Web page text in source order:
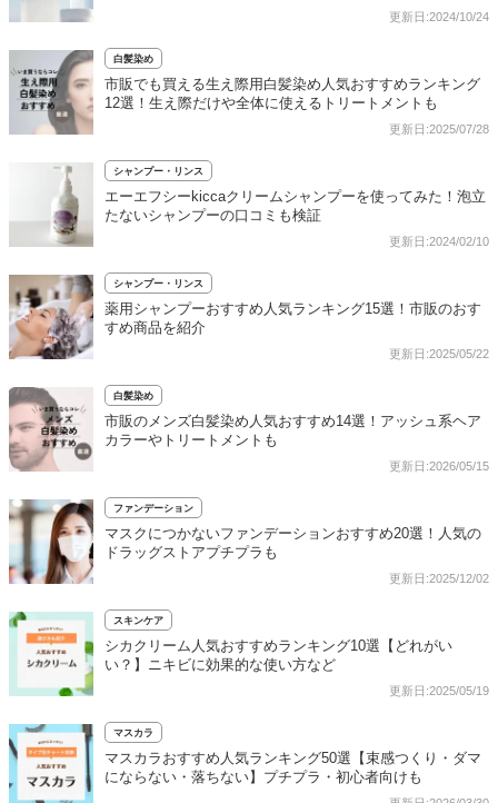
更新日:2024/10/24
白髪染め
市販でも買える生え際用白髪染め人気おすすめランキング
12選！生え際だけや全体に使えるトリートメントも
更新日:2025/07/28
シャンプー・リンス
エーエフシーkiccaクリームシャンプーを使ってみた！泡立
たないシャンプーの口コミも検証
更新日:2024/02/10
シャンプー・リンス
薬用シャンプーおすすめ人気ランキング15選！市販のおす
すめ商品を紹介
更新日:2025/05/22
白髪染め
市販のメンズ白髪染め人気おすすめ14選！アッシュ系ヘア
カラーやトリートメントも
更新日:2026/05/15
ファンデーション
マスクにつかないファンデーションおすすめ20選！人気の
ドラッグストアプチプラも
更新日:2025/12/02
スキンケア
シカクリーム人気おすすめランキング10選【どれがい
い？】ニキビに効果的な使い方など
更新日:2025/05/19
マスカラ
マスカラおすすめ人気ランキング50選【束感つくり・ダマ
にならない・落ちない】プチプラ・初心者向けも